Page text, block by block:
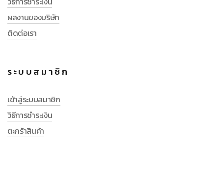
ผลงานของบริษัท
ติดต่อเรา
ระบบสมาชิก
เข้าสู่ระบบสมาชิก
วิธีการชำระเงิน
ตะกร้าสินค้า